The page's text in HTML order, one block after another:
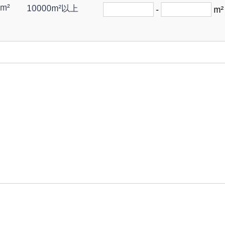
10000m²以上 - m²